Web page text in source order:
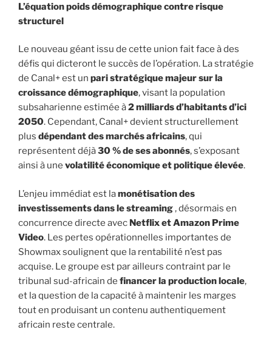
L’équation poids démographique contre risque
structurel
Le nouveau géant issu de cette union fait face à des
défis qui dicteront le succès de l’opération. La stratégie
de Canal+ est un pari stratégique majeur sur la
croissance démographique, visant la population
subsaharienne estimée à2 milliards d’habitants d’ici
2050. Cependant, Canal+ devient structurellement
plus dépendant des marchés africains, qui
représentent déjà30 % de ses abonnés, s’exposant
ainsi à une volatilité économique et politique élevée.
L’enjeu immédiat est lamonétisation des
investissements dans le streaming, désormais en
concurrence directe avec Netflix et Amazon Prime
Video. Les pertes opérationnelles importantes de
Showmax soulignent que la rentabilité n’est pas
acquise. Le groupe est par ailleurs contraint par le
tribunal sud-africain de financer la production locale,
et la question de la capacité à maintenir les marges
tout en produisant un contenu authentiquement
africain reste centrale.